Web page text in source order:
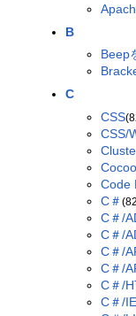
B
Beep
C
CSS
CSS/
Code
C＃
C＃/
C＃/
C＃/
C＃/
C＃/
C＃/